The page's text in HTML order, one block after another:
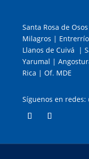
Santa Rosa de
Milagros |
Llanos de Cuivá |
Yarumal |
Rica | Of. MDE
Síguenos en redes: